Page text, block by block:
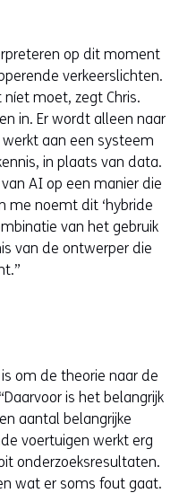
op dit moment
verkeerslichten.
moet, zegt Chris.
in. Er wordt alleen naar
werkt aan een systeem
in plaats van data.
AI op een manier die
me noemt dit ‘hybride
van het gebruik
van de ontwerper die
om de theorie naar de
is het belangrijk
aantal belangrijke
voertuigen werkt erg
onderzoeksresultaten.
wat er soms fout gaat.